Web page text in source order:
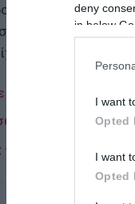
deny
in below
I want
Opted
I want
Opted
του
με
μόνο μικρές
μέχρι
ζωές: Το Allwyn
περιλαμβάνει